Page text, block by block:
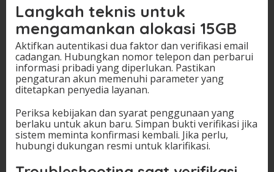
Langkah teknis untuk
mengamankan alokasi 15GB
Aktifkan autentikasi dua faktor dan verifikasi email
cadangan. Hubungkan nomor telepon dan perbarui
informasi pribadi yang diperlukan. Pastikan
pengaturan akun memenuhi parameter yang
ditetapkan penyedia layanan.
Periksa kebijakan dan syarat penggunaan yang
berlaku untuk akun baru. Simpan bukti verifikasi jika
sistem meminta konfirmasi kembali. Jika perlu,
hubungi dukungan resmi untuk klarifikasi.